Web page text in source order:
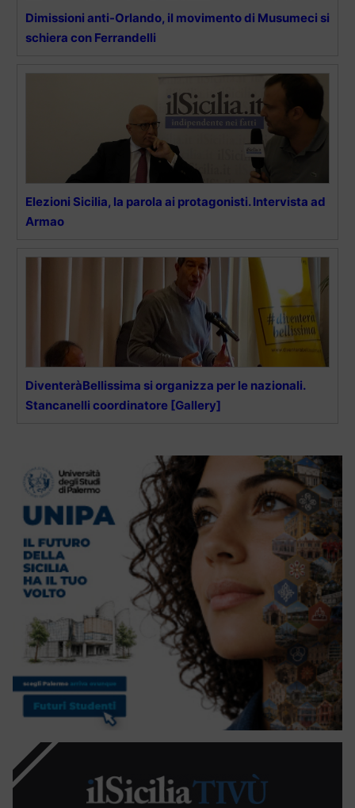
Dimissioni anti-Orlando, il movimento di Musumeci si
schiera con Ferrandelli
Elezioni Sicilia, la parola ai protagonisti. Intervista ad
Armao
DiventeràBellissima si organizza per le nazionali.
Stancanelli coordinatore [Gallery]